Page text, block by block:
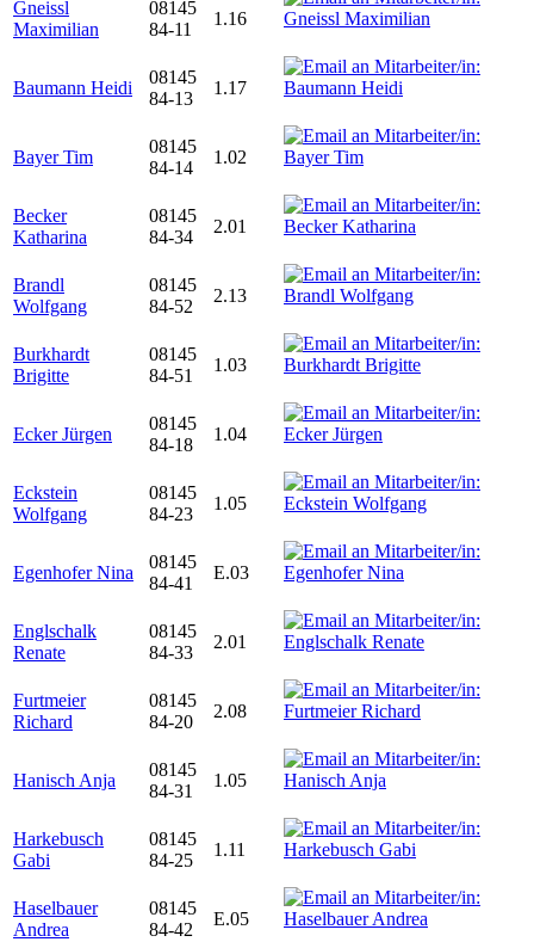
Gneissl
Maximilian
08145
84-11
1.16
Baumann Heidi
08145
84-13
1.17
Bayer Tim
08145
84-14
1.02
Becker
Katharina
08145
84-34
2.01
Brandl
Wolfgang
08145
84-52
2.13
Burkhardt
Brigitte
08145
84-51
1.03
Ecker Jürgen
08145
84-18
1.04
Eckstein
Wolfgang
08145
84-23
1.05
Egenhofer Nina
08145
84-41
E.03
Englschalk
Renate
08145
84-33
2.01
Furtmeier
Richard
08145
84-20
2.08
Hanisch Anja
08145
84-31
1.05
Harkebusch
Gabi
08145
84-25
1.11
Haselbauer
Andrea
08145
84-42
E.05